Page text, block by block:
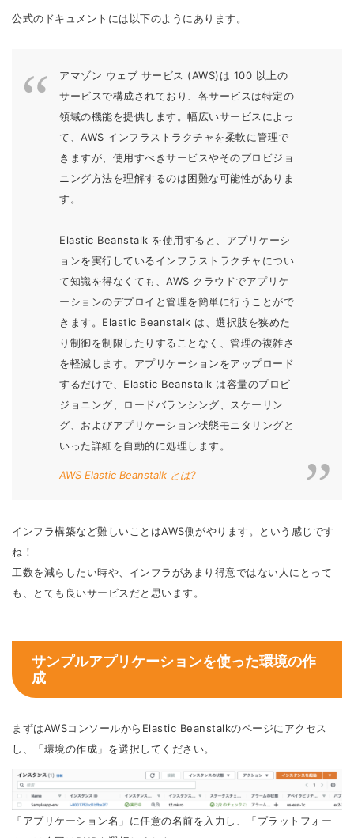
公式のドキュメントには以下のようにあります。
アマゾン ウェブ サービス (AWS)は 100 以上の
サービスで構成されており、各サービスは特定の
領域の機能を提供します。幅広いサービスによっ
て、AWS インフラストラクチャを柔軟に管理で
きますが、使用すべきサービスやそのプロビジョ
ニング方法を理解するのは困難な可能性がありま
す。
Elastic Beanstalk を使用すると、アプリケーシ
ョンを実行しているインフラストラクチャについ
て知識を得なくても、AWS クラウドでアプリケ
ーションのデプロイと管理を簡単に行うことがで
きます。Elastic Beanstalk は、選択肢を狭めた
り制御を制限したりすることなく、管理の複雑さ
を軽減します。アプリケーションをアップロード
するだけで、Elastic Beanstalk は容量のプロビ
ジョニング、ロードバランシング、スケーリン
グ、およびアプリケーション状態モニタリングと
いった詳細を自動的に処理します。
AWS Elastic Beanstalk とは?
インフラ構築など難しいことはAWS側がやります。という感じです
ね！
工数を減らしたい時や、インフラがあまり得意ではない人にとって
も、とても良いサービスだと思います。
サンプルアプリケーションを使った環境の作
成
まずはAWSコンソールからElastic Beanstalkのページにアクセス
し、「環境の作成」を選択してください。
「アプリケーション名」に任意の名前を入力し、「プラットフォー